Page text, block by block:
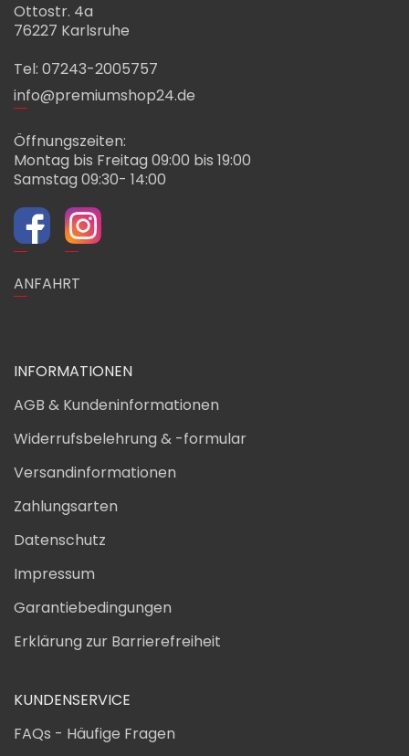
Ottostr. 4a
76227 Karlsruhe
Tel: 07243-2005757
info@premiumshop24.de
Öffnungszeiten:
Montag bis Freitag 09:00 bis 19:00
Samstag 09:30- 14:00
ANFAHRT
INFORMATIONEN
AGB & Kundeninformationen
Widerrufsbelehrung & -formular
Versandinformationen
Zahlungsarten
Datenschutz
Impressum
Garantiebedingungen
Erklärung zur Barrierefreiheit
KUNDENSERVICE
FAQs - Häufige Fragen